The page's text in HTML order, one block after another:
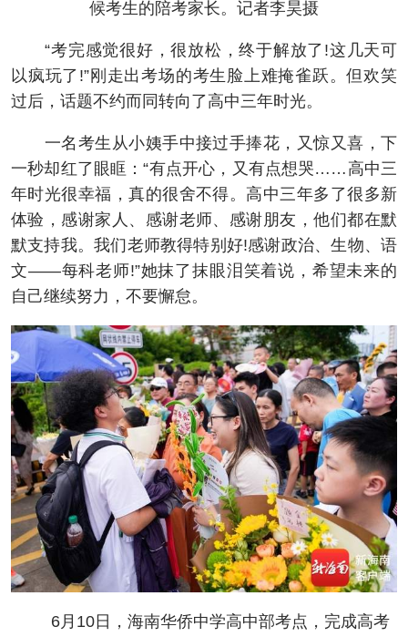
候考生的陪考家长。记者李昊摄
“考完感觉很好，很放松，终于解放了!这几天可
以疯玩了!”刚走出考场的考生脸上难掩雀跃。但欢笑
过后，话题不约而同转向了高中三年时光。
一名考生从小姨手中接过手捧花，又惊又喜，下
一秒却红了眼眶：“有点开心，又有点想哭……高中三
年时光很幸福，真的很舍不得。高中三年多了很多新
体验，感谢家人、感谢老师、感谢朋友，他们都在默
默支持我。我们老师教得特别好!感谢政治、生物、语
文——每科老师!”她抹了抹眼泪笑着说，希望未来的
自己继续努力，不要懈怠。
6月10日，海南华侨中学高中部考点，完成高考